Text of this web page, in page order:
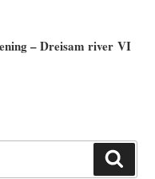
– Dreisam river VI